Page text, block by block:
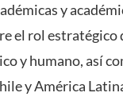
y
el rol estratégico
y humano, así
y América